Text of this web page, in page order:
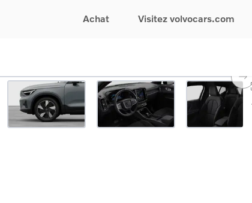
Achat
EX30
EX40
EC40
Voitures électriques
Voitures hybrides
rechargeables
Visitez volvocars.com
Configurez votre voiture
Offres du moment
Voitures d'occasion
Financement
Assurances
Réservez
Entretien
Reprise
Service
Trouver